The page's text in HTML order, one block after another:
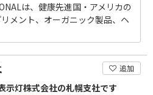
は、健康先進国・アメリカの
メント、オーガニック製品、ヘ
追加
示灯株式会社の札幌支社です